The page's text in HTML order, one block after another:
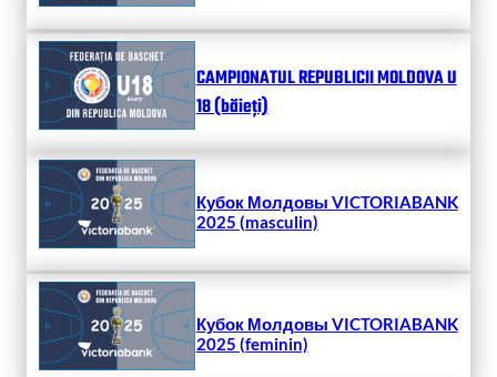
CAMPIONATUL REPUBLICII MOLDOVA U
18 (băieți)
Кубок Молдовы VICTORIABANK
2025 (masculin)
Кубок Молдовы VICTORIABANK
2025 (feminin)